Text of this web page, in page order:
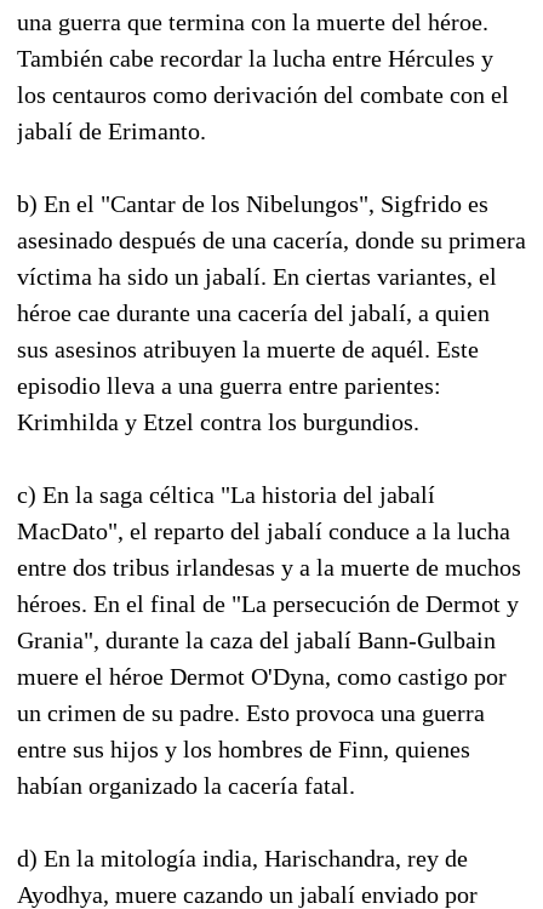
una guerra que termina con la muerte del héroe.
También cabe recordar la lucha entre Hércules y
los centauros como derivación del combate con el
jabalí de Erimanto.
b) En el "Cantar de los Nibelungos", Sigfrido es
asesinado después de una cacería, donde su primera
víctima ha sido un jabalí. En ciertas variantes, el
héroe cae durante una cacería del jabalí, a quien
sus asesinos atribuyen la muerte de aquél. Este
episodio lleva a una guerra entre parientes:
Krimhilda y Etzel contra los burgundios.
c) En la saga céltica "La historia del jabalí
MacDato", el reparto del jabalí conduce a la lucha
entre dos tribus irlandesas y a la muerte de muchos
héroes. En el final de "La persecución de Dermot y
Grania", durante la caza del jabalí Bann-Gulbain
muere el héroe Dermot O'Dyna, como castigo por
un crimen de su padre. Esto provoca una guerra
entre sus hijos y los hombres de Finn, quienes
habían organizado la cacería fatal.
d) En la mitología india, Harischandra, rey de
Ayodhya, muere cazando un jabalí enviado por